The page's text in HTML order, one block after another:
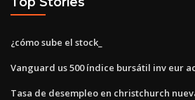
¿cómo sube el stock_
Vanguard us 500 índice bursátil inv eur
Tasa de desempleo en christchurch